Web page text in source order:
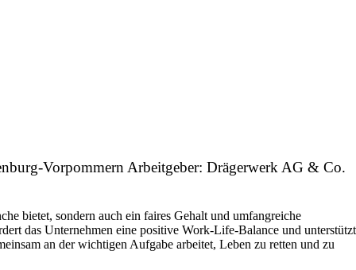
Vorpommern Arbeitgeber: Drägerwerk AG & Co.
bietet, sondern auch ein faires Gehalt und umfangreiche
das Unternehmen eine positive Work-Life-Balance und unterstützt
an der wichtigen Aufgabe arbeitet, Leben zu retten und zu